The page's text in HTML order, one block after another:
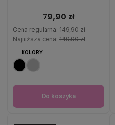
79,90 zł
Cena regularna: 149,90 zł
Najniższa cena: 149,90 zł
KOLORY:
Do koszyka